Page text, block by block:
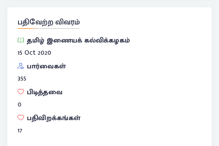
பதிவேற்ற விவரம்
தமிழ் இணையக் கல்விக்கழகம்
15 Oct 2020
பார்வைகள்
355
பிடித்தவை
0
பதிவிறக்கங்கள்
17